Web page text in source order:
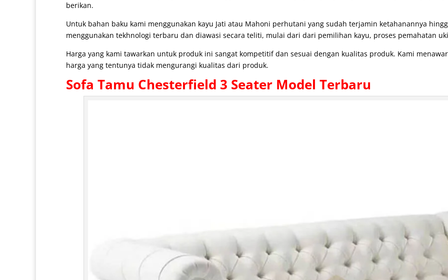
berikan.
Untuk bahan baku kami menggunakan kayu Jati atau Mahoni perhutani yang sudah terjamin ketahanannya
menggunakan tekhnologi terbaru dan diawasi secara teliti, mulai dari dari pemilihan kayu, proses pemahatan
Harga yang kami tawarkan untuk produk ini sangat kompetitif dan sesuai dengan kualitas produk. Kami
harga yang tentunya tidak mengurangi kualitas dari produk.
Sofa Tamu Chesterfield 3 Seater Model Terbaru